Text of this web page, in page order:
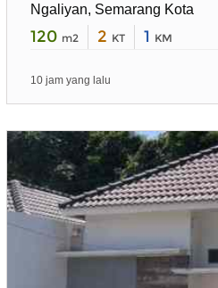
Ngaliyan, Semarang Kota
120 m2 2 KT 1 KM
10 jam yang lalu